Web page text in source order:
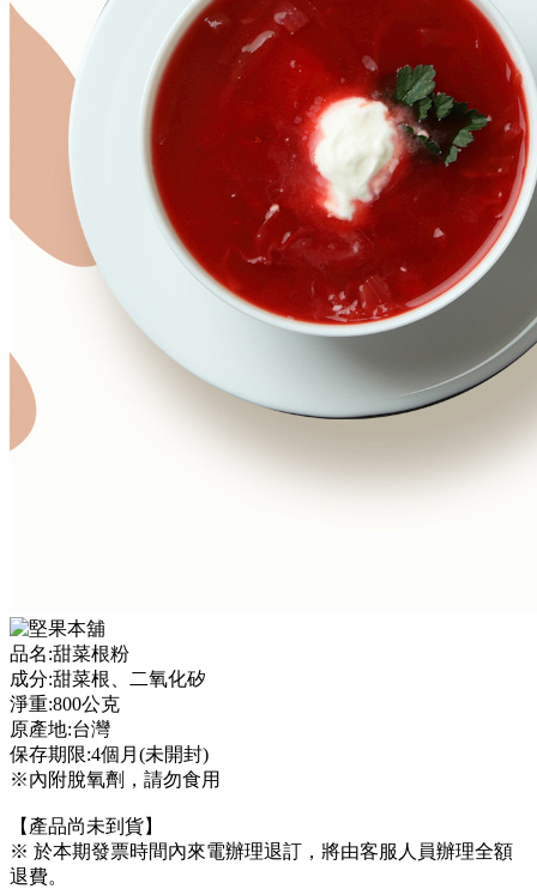
品名:甜菜根粉
成分:甜菜根、二氧化矽
淨重:800公克
原產地:台灣
保存期限:4個月(未開封)
※內附脫氧劑，請勿食用
【產品尚未到貨】
※ 於本期發票時間內來電辦理退訂，將由客服人員辦理全額
退費。